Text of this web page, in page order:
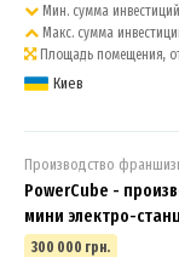
Мин. сумма
Макс. сумма
Площадь помещения,
Киев
Производство
PowerCube -
мини электро-
300 000 грн.